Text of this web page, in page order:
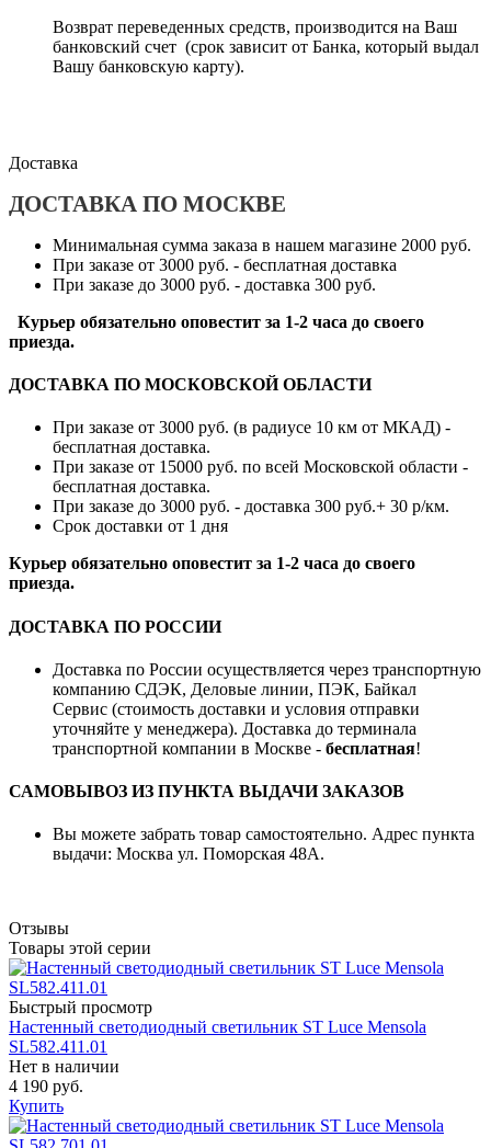
Возврат переведенных средств, производится на Ваш
банковский счет (срок зависит от Банка, который выдал
Вашу банковскую карту).
Доставка
ДОСТАВКА ПО МОСКВЕ
Минимальная сумма заказа в нашем магазине 2000 руб.
При заказе от 3000 руб. - бесплатная доставка
При заказе до 3000 руб. - доставка 300 руб.
Курьер обязательно оповестит за 1-2 часа до своего
приезда.
ДОСТАВКА ПО МОСКОВСКОЙ ОБЛАСТИ
При заказе от 3000 руб. (в радиусе 10 км от МКАД) -
бесплатная доставка.
При заказе от 15000 руб. по всей Московской области -
бесплатная доставка.
При заказе до 3000 руб. - доставка 300 руб.+ 30 р/км.
Срок доставки от 1 дня
Курьер обязательно оповестит за 1-2 часа до своего
приезда.
ДОСТАВКА ПО РОССИИ
Доставка по России осуществляется через транспортную
компанию СДЭК, Деловые линии, ПЭК, Байкал
Сервис (стоимость доставки и условия отправки
уточняйте у менеджера). Доставка до терминала
транспортной компании в Москве - бесплатная!
САМОВЫВОЗ ИЗ ПУНКТА ВЫДАЧИ ЗАКАЗОВ
Вы можете забрать товар самостоятельно. Адрес пункта
выдачи: Москва ул. Поморская 48А.
Отзывы
Товары этой серии
Быстрый просмотр
Настенный светодиодный светильник ST Luce Mensola
SL582.411.01
Нет в наличии
4 190 руб.
Купить